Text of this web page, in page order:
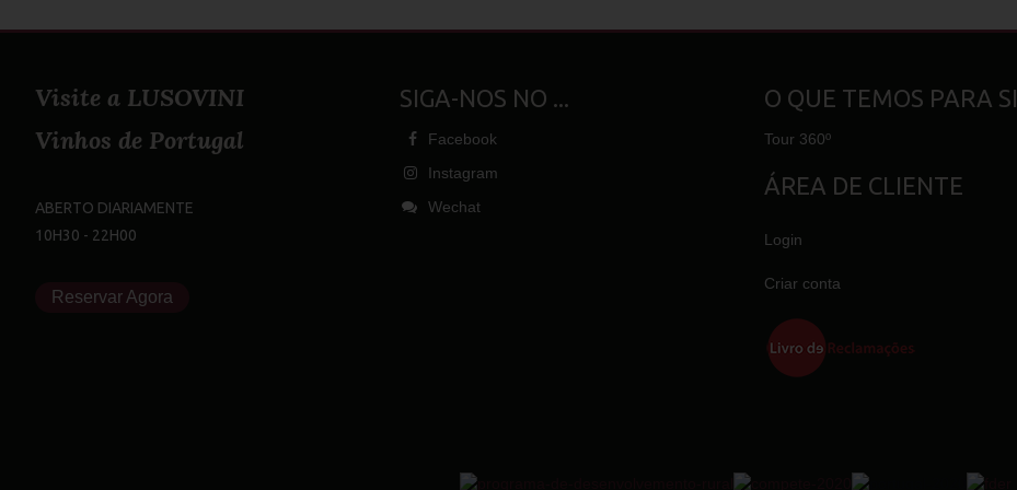
Visite a LUSOVINI
Vinhos de Portugal
ABERTO DIARIAMENTE
10H30 - 22H00
Reservar Agora
SIGA-NOS NO ...
Facebook
Instagram
Wechat
O QUE TEMOS PARA SI
Tour 360º
ÁREA DE CLIENTE
Login
Criar conta